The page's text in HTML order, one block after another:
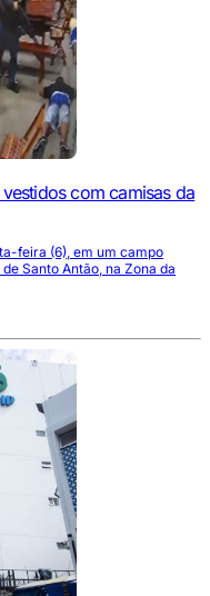
com camisas da
feira (6), em um campo
Santo Antão, na Zona da